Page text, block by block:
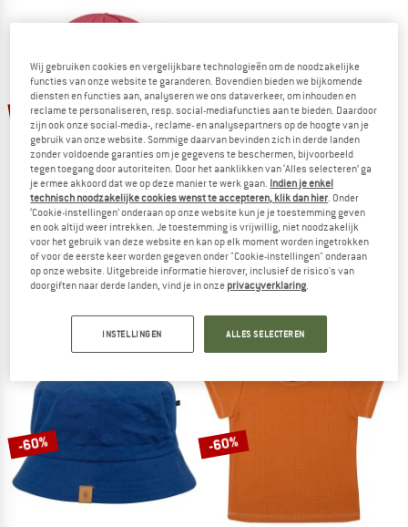
-60%
PURE PURE
Kid's Mini-Flapper UV
Hoed
-60%
PURE PURE
Kid's Fischerhut UVP
Hoed
-60% -60%
Wij gebruiken cookies en vergelijkbare technologieën om de noodzakelijke
functies van onze website te garanderen. Bovendien bieden we bijkomende
diensten en functies aan, analyseren we ons dataverkeer, om inhouden en
reclame te personaliseren, resp. social-mediafuncties aan te bieden. Daardoor
zijn ook onze social-media-, reclame- en analysepartners op de hoogte van je
gebruik van onze website. Sommige daarvan bevinden zich in derde landen
zonder voldoende garanties om je gegevens te beschermen, bijvoorbeeld
tegen toegang door autoriteiten. Door het aanklikken van ‘Alles selecteren’ ga
je ermee akkoord dat we op deze manier te werk gaan. Indien je enkel
technisch noodzakelijke cookies wenst te accepteren, klik dan hier . Onder
‘Cookie-instellingen’ onderaan op onze website kun je je toestemming geven
en ook altijd weer intrekken. Je toestemming is vrijwillig, niet noodzakelijk
voor het gebruik van deze website en kan op elk moment worden ingetrokken
of voor de eerste keer worden gegeven onder "Cookie-instellingen" onderaan
op onze website. Uitgebreide informatie hierover, inclusief de risico's van
doorgiften naar derde landen, vind je in onze privacyverklaring
INSTELLINGEN ALLES SELECTEREN